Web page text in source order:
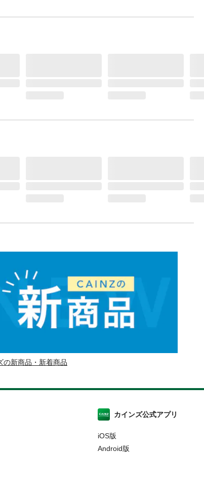
の新商品・新着商品
カインズ公式アプリ
iOS版
Android版